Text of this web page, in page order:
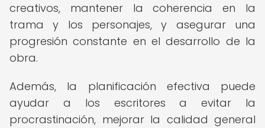
creativos, mantener la coherencia en la
trama y los personajes, y asegurar una
progresión constante en el desarrollo de la
obra.
Además, la planificación efectiva puede
ayudar a los escritores a evitar la
procrastinación, mejorar la calidad general